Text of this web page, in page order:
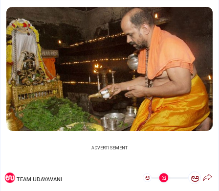
ADVERTISEMENT
TEAM UDAYAVANI ಅ ಅ